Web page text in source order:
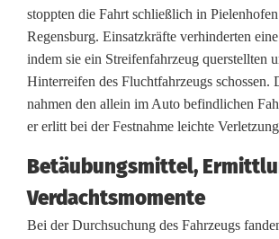
o
l
g
u
n
g
s
stoppten die Fahrt schließlich in
Regensburg. Einsatzkräfte verhinderten
indem sie ein Streifenfahrzeug querstellten
Hinterreifen des Fluchtfahrzeugs schossen.
nahmen den allein im Auto befindlichen
er erlitt bei der Festnahme leichte
Betäubungsmittel,
Verdachtsmomente
Bei der Durchsuchung des Fahrzeugs